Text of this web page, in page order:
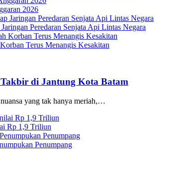
2026
Peredaran Senjata Api Lintas Negara
Terus Menangis Kesakitan
di Jantung Kota Batam
yang tak hanya meriah,…
Rp 1,9 Triliun
Penumpang